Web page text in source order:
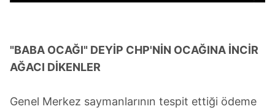
6698 sayılı Kişisel Verilerin Korunması Kanunu uyarınca
hazırlanmış Aydınlatma Metnimizi okumak ve sitemizde
almak için lütfen tıklayınız.
"BABA OCAĞI" DEYİP CHP'NİN OCAĞINA İNCİR
AĞACI DİKENLER
Genel Merkez saymanlarının tespit ettiği ödeme